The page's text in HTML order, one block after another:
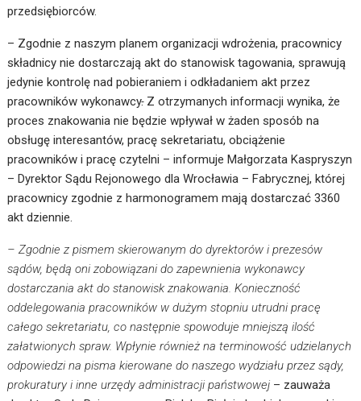
przedsiębiorców.
– Zgodnie z naszym planem organizacji wdrożenia, pracownicy
składnicy nie dostarczają akt do stanowisk tagowania, sprawują
jedynie kontrolę nad pobieraniem i odkładaniem akt przez
pracowników wykonawcy.Z otrzymanych informacji wynika, że
proces znakowania nie będzie wpływał w żaden sposób na
obsługę interesantów, pracę sekretariatu, obciążenie
pracowników i pracę czytelni – informuje Małgorzata Kaspryszyn
– Dyrektor Sądu Rejonowego dla Wrocławia – Fabrycznej, której
pracownicy zgodnie z harmonogramem mają dostarczać 3360
akt dziennie.
– Zgodnie z pismem skierowanym do dyrektorów i prezesów
sądów, będą oni zobowiązani do zapewnienia wykonawcy
dostarczania akt do stanowisk znakowania. Konieczność
oddelegowania pracowników w dużym stopniu utrudni pracę
całego sekretariatu, co następnie spowoduje mniejszą ilość
załatwionych spraw. Wpłynie również na terminowość udzielanych
odpowiedzi na pisma kierowane do naszego wydziału przez sądy,
prokuratury i inne urzędy administracji państwowej – zauważa